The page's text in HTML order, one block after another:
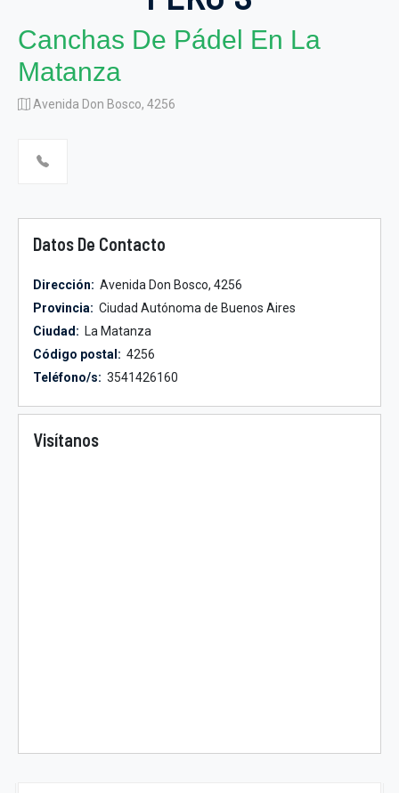
Canchas De Pádel En La
Matanza
Avenida Don Bosco, 4256
Datos De Contacto
Dirección: Avenida Don Bosco, 4256
Provincia: Ciudad Autónoma de Buenos Aires
Ciudad: La Matanza
Código postal: 4256
Teléfono/s: 3541426160
Visítanos